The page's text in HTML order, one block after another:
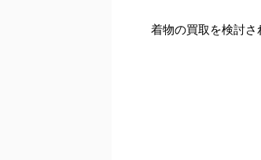
着物の買取を検討さ